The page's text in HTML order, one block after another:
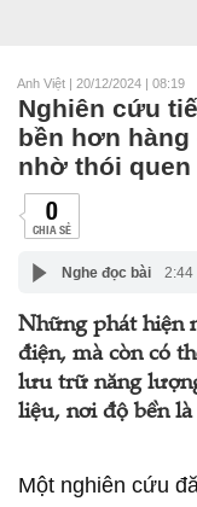
Anh Việt | 20/12/2024 | 08:19
Nghiên cứu
bền hơn
nhờ thói
0
CHIA SẺ
Nghe đọc bài 2:44
Những phát hiện
điện, mà còn có
lưu trữ năng
liệu, nơi độ bền
Một nghiên cứu